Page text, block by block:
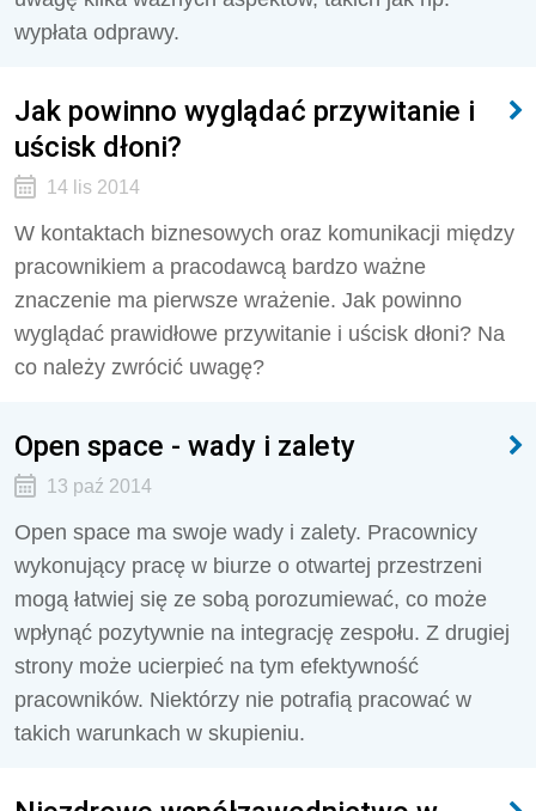
wypłata odprawy.
Jak powinno wyglądać przywitanie i
uścisk dłoni?
14 lis 2014
W kontaktach biznesowych oraz komunikacji między
pracownikiem a pracodawcą bardzo ważne
znaczenie ma pierwsze wrażenie. Jak powinno
wyglądać prawidłowe przywitanie i uścisk dłoni? Na
co należy zwrócić uwagę?
Open space - wady i zalety
13 paź 2014
Open space ma swoje wady i zalety. Pracownicy
wykonujący pracę w biurze o otwartej przestrzeni
mogą łatwiej się ze sobą porozumiewać, co może
wpłynąć pozytywnie na integrację zespołu. Z drugiej
strony może ucierpieć na tym efektywność
pracowników. Niektórzy nie potrafią pracować w
takich warunkach w skupieniu.